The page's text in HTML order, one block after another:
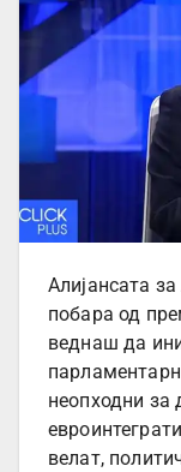
Алијансата
побара од
веднаш да
неопходни за
велат,